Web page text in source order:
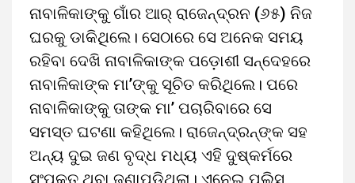
ନାବାଳିକାଙ୍କୁ ଗାଁର ଆର୍‌ ରାଜେନ୍ଦ୍ରନ (୬୫) ନିଜ
ଘରକୁ ଡାକିଥିଲେ। ସେଠାରେ ସେ ଅନେକ ସମୟ
ରହିବା ଦେଖି ନାବାଳିକାଙ୍କ ପଡ଼ୋଶୀ ସନ୍ଦେହରେ
ନାବାଳିକାଙ୍କ ମା’ଙ୍କୁ ସୂଚିତ କରିଥିଲେ। ପରେ
ନାବାଳିକାଙ୍କୁ ତାଙ୍କ ମା’ ପଚାରିବାରେ ସେ
ସମସ୍ତ ଘଟଣା କହିଥିଲେ। ରାଜେନ୍ଦ୍ରନ୍‌ଙ୍କ ସହ
ଅନ୍ୟ ଦୁଇ ଜଣ ବୃଦ୍ଧ ମଧ୍ୟ ଏହି ଦୁଷ୍କର୍ମରେ
ସଂପୃକ୍ତ ଥିବା ଜଣାପଡ଼ିଥିଲା। ଏନେଇ ପୁଲିସ